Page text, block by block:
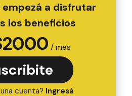
a disfrutar
los beneficios
2000 / mes
cuenta? Ingresá